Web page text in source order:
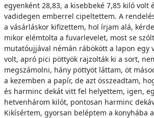
egyenként 28,83, a kisebbeké 7,85 kiló volt
vadidegen emberrel cipeltettem. A
a vásárláskor kifizettem, hol írjam alá,
mikor elémtolta a fuvarlevelet, most se
mutatóujjával némán rábökött a lapon egy
volt, apró pici pöttyök rajzolták ki a sort,
megszámolni, hány pöttyöt láttam, öt
a kezemben a papír, de azt összeadtam,
és harminc dekát vitt fel helyettem, igen,
hetvenhárom kilót, pontosan harminc
Kikísértem, gyorsan beléptem a konyhába